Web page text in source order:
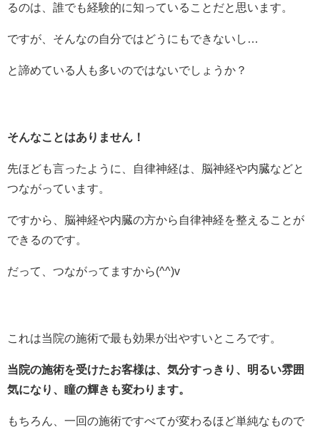
るのは、誰でも経験的に知っていることだと思います。
ですが、そんなの自分ではどうにもできないし…
と諦めている人も多いのではないでしょうか？
そんなことはありません！
先ほども言ったように、自律神経は、脳神経や内臓などと
つながっています。
ですから、脳神経や内臓の方から自律神経を整えることが
できるのです。
だって、つながってますから(^^)v
これは当院の施術で最も効果が出やすいところです。
当院の施術を受けたお客様は、気分すっきり、明るい雰囲
気になり、瞳の輝きも変わります。
もちろん、一回の施術ですべてが変わるほど単純なもので